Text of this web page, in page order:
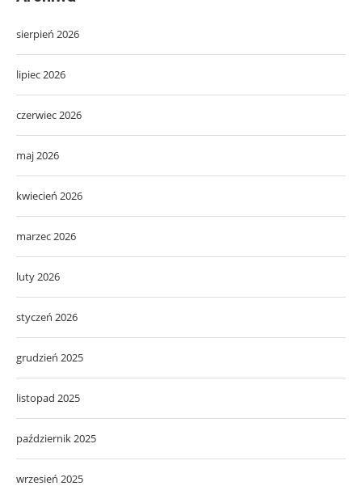
maj 2026
kwiecień 2026
marzec 2026
luty 2026
styczeń 2026
grudzień 2025
listopad 2025
październik 2025
wrzesień 2025
sierpień 2025
lipiec 2025